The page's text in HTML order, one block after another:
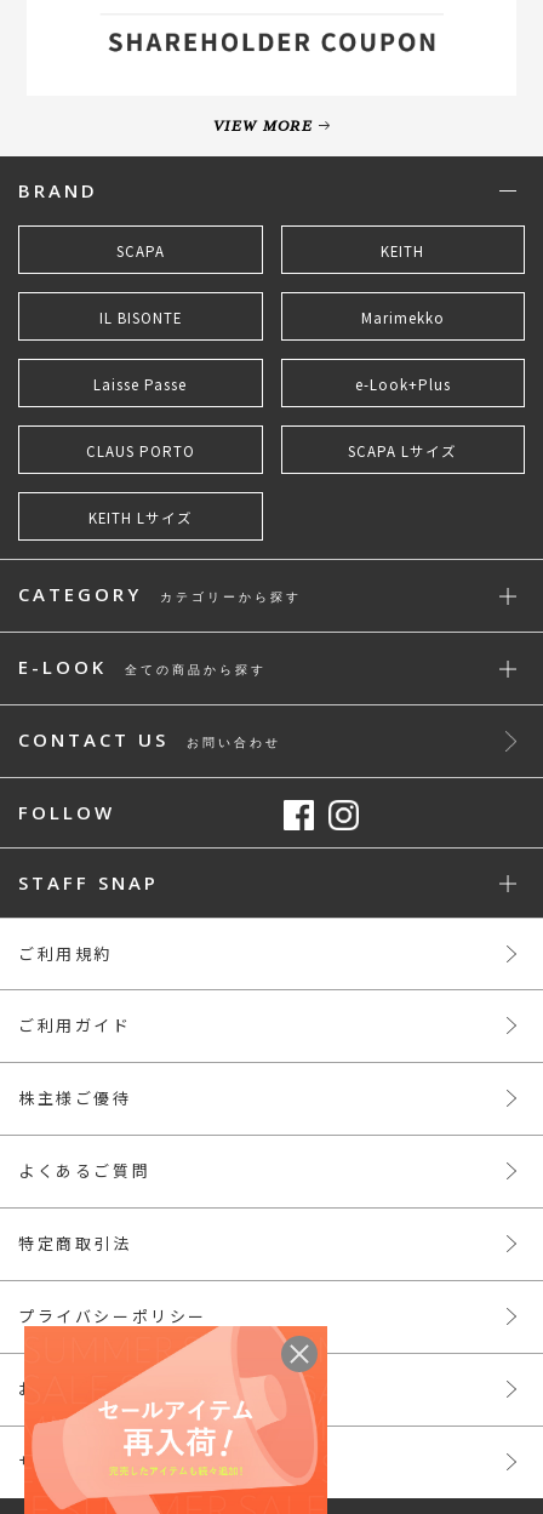
VIEW MORE
BRAND
SCAPA KEITH
IL BISONTE Marimekko
Laisse Passe e-Look+Plus
CLAUS PORTO SCAPA Lサイズ
KEITH Lサイズ
CATEGORY カテゴリーから探す
E-LOOK 全ての商品から探す
CONTACT US お問い合わせ
FOLLOW
STAFF SNAP
ご利用規約
ご利用ガイド
株主様ご優待
よくあるご質問
特定商取引法
プライバシーポリシー
お問い合わせ
サイトマップ